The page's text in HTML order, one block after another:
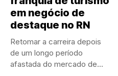
em negócio de
destaque no RN
Retomar a carreira depois
de um longo período
afastada do mercado de...